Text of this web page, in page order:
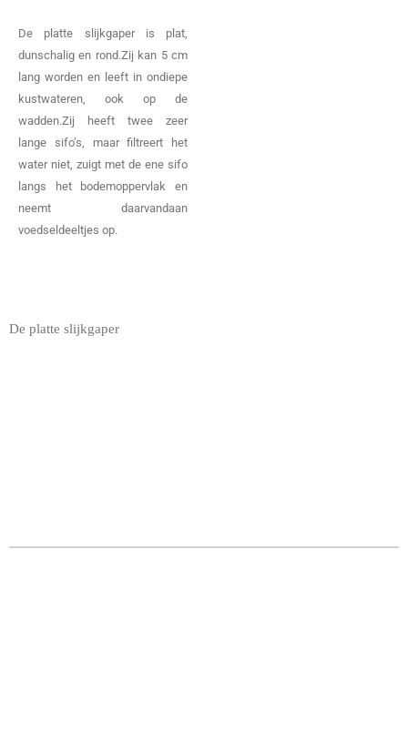
De platte slijkgaper is plat,
dunschalig en rond.Zij kan 5 cm
lang worden en leeft in ondiepe
kustwateren, ook op de
wadden.Zij heeft twee zeer
lange sifo’s, maar filtreert het
water niet, zuigt met de ene sifo
langs het bodemoppervlak en
neemt daarvandaan
voedseldeeltjes op.
De platte slijkgaper